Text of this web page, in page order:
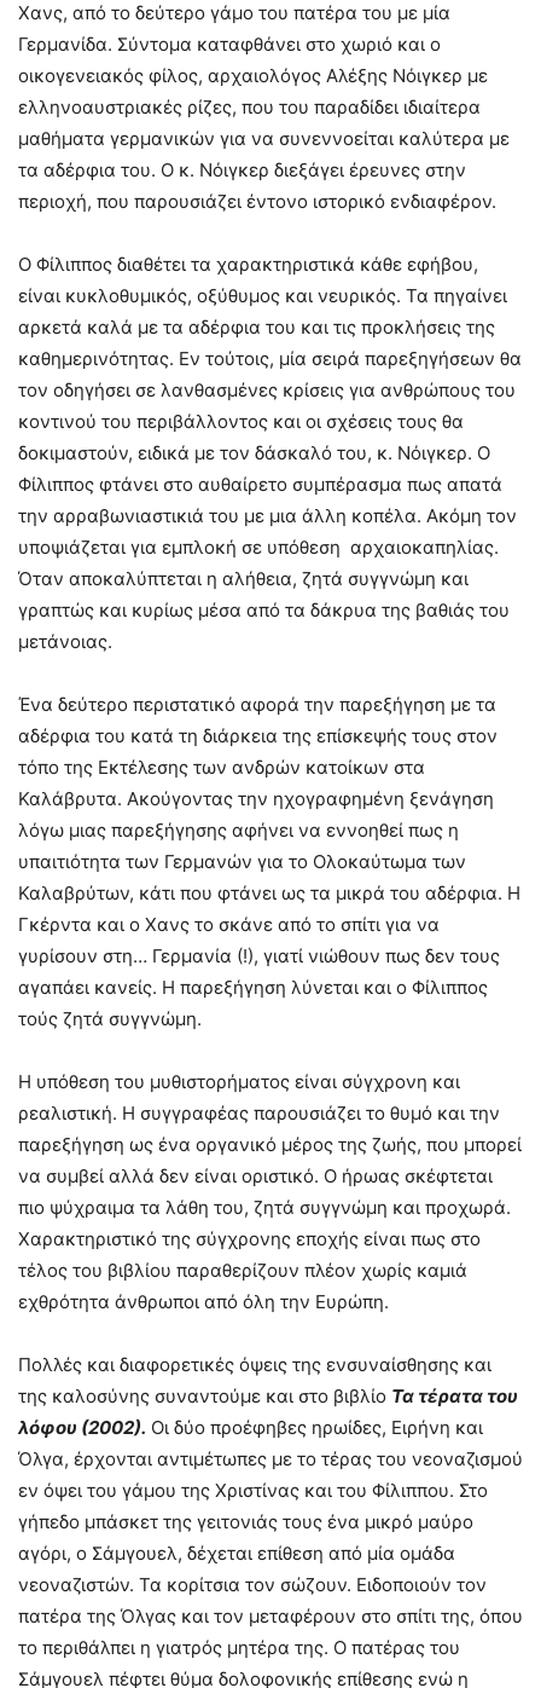
Χανς, από το δεύτερο γάμο του πατέρα του με μία
Γερμανίδα. Σύντομα καταφθάνει στο χωριό και ο
οικογενειακός φίλος, αρχαιολόγος Αλέξης Νόιγκερ με
ελληνοαυστριακές ρίζες, που του παραδίδει ιδιαίτερα
μαθήματα γερμανικών για να συνεννοείται καλύτερα με
τα αδέρφια του. Ο κ. Νόιγκερ διεξάγει έρευνες στην
περιοχή, που παρουσιάζει έντονο ιστορικό ενδιαφέρον.
Ο Φίλιππος διαθέτει τα χαρακτηριστικά κάθε εφήβου,
είναι κυκλοθυμικός, οξύθυμος και νευρικός. Τα πηγαίνει
αρκετά καλά με τα αδέρφια του και τις προκλήσεις της
καθημερινότητας. Εν τούτοις, μία σειρά παρεξηγήσεων θα
τον οδηγήσει σε λανθασμένες κρίσεις για ανθρώπους του
κοντινού του περιβάλλοντος και οι σχέσεις τους θα
δοκιμαστούν, ειδικά με τον δάσκαλό του, κ. Νόιγκερ. Ο
Φίλιππος φτάνει στο αυθαίρετο συμπέρασμα πως απατά
την αρραβωνιαστικιά του με μια άλλη κοπέλα. Ακόμη τον
υποψιάζεται για εμπλοκή σε υπόθεση αρχαιοκαπηλίας.
Όταν αποκαλύπτεται η αλήθεια, ζητά συγγνώμη και
γραπτώς και κυρίως μέσα από τα δάκρυα της βαθιάς του
μετάνοιας.
Ένα δεύτερο περιστατικό αφορά την παρεξήγηση με τα
αδέρφια του κατά τη διάρκεια της επίσκεψής τους στον
τόπο της Εκτέλεσης των ανδρών κατοίκων στα
Καλάβρυτα. Ακούγοντας την ηχογραφημένη ξενάγηση
λόγω μιας παρεξήγησης αφήνει να εννοηθεί πως η
υπαιτιότητα των Γερμανών για το Ολοκαύτωμα των
Καλαβρύτων, κάτι που φτάνει ως τα μικρά του αδέρφια. Η
Γκέρντα και ο Χανς το σκάνε από το σπίτι για να
γυρίσουν στη… Γερμανία (!), γιατί νιώθουν πως δεν τους
αγαπάει κανείς. Η παρεξήγηση λύνεται και ο Φίλιππος
τούς ζητά συγγνώμη.
Η υπόθεση του μυθιστορήματος είναι σύγχρονη και
ρεαλιστική. Η συγγραφέας παρουσιάζει το θυμό και την
παρεξήγηση ως ένα οργανικό μέρος της ζωής, που μπορεί
να συμβεί αλλά δεν είναι οριστικό. Ο ήρωας σκέφτεται
πιο ψύχραιμα τα λάθη του, ζητά συγγνώμη και προχωρά.
Χαρακτηριστικό της σύγχρονης εποχής είναι πως στο
τέλος του βιβλίου παραθερίζουν πλέον χωρίς καμιά
εχθρότητα άνθρωποι από όλη την Ευρώπη.
Πολλές και διαφορετικές όψεις της ενσυναίσθησης και
της καλοσύνης συναντούμε και στο βιβλίο Τα τέρατα του
λόφου (2002). Οι δύο προέφηβες ηρωίδες, Ειρήνη και
Όλγα, έρχονται αντιμέτωπες με το τέρας του νεοναζισμού
εν όψει του γάμου της Χριστίνας και του Φίλιππου. Στο
γήπεδο μπάσκετ της γειτονιάς τους ένα μικρό μαύρο
αγόρι, ο Σάμγουελ, δέχεται επίθεση από μία ομάδα
νεοναζιστών. Τα κορίτσια τον σώζουν. Ειδοποιούν τον
πατέρα της Όλγας και τον μεταφέρουν στο σπίτι της, όπου
το περιθάλπει η γιατρός μητέρα της. Ο πατέρας του
Σάμγουελ πέφτει θύμα δολοφονικής επίθεσης ενώ η